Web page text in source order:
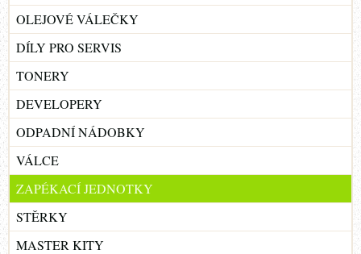
OLEJOVÉ VÁLEČKY
DÍLY PRO SERVIS
TONERY
DEVELOPERY
ODPADNÍ NÁDOBKY
VÁLCE
ZAPÉKACÍ JEDNOTKY
STĚRKY
MASTER KITY